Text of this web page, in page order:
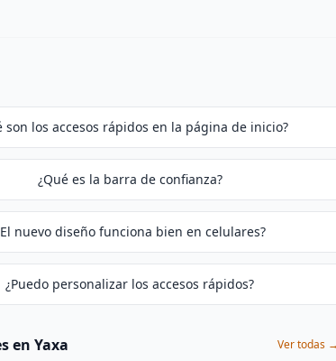
son los accesos rápidos en la página de inicio?
¿Qué es la barra de confianza?
nuevo diseño funciona bien en celulares?
¿Puedo personalizar los accesos rápidos?
en Yaxa Ver todas